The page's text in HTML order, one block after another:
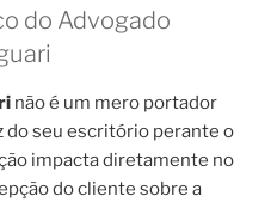
do Advogado
não é um mero portador
do seu escritório perante o
impacta diretamente no
do cliente sobre a